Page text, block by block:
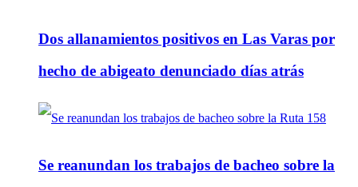
Dos allanamientos positivos en Las Varas por
hecho de abigeato denunciado días atrás
Se reanundan los trabajos de bacheo sobre la